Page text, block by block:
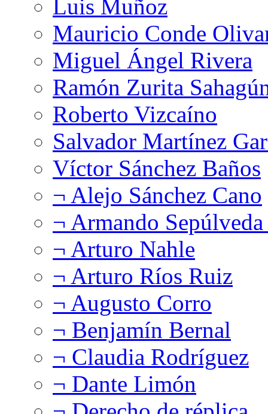
Luis Muñoz
Mauricio Conde
Miguel Ángel Rivera
Ramón Zurita
Roberto Vizcaíno
Salvador Martínez
Víctor Sánchez Baños
¬ Alejo Sánchez Cano
¬ Armando
¬ Arturo Nahle
¬ Arturo Ríos Ruiz
¬ Augusto Corro
¬ Benjamín Bernal
¬ Claudia Rodríguez
¬ Dante Limón